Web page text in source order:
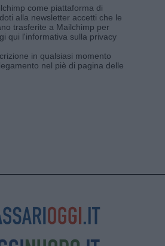
come piattaforma di
alla newsletter accetti che le
trasferite a Mailchimp per
qui l'informativa sulla privacy
in qualsiasi momento
nel piè di pagina delle